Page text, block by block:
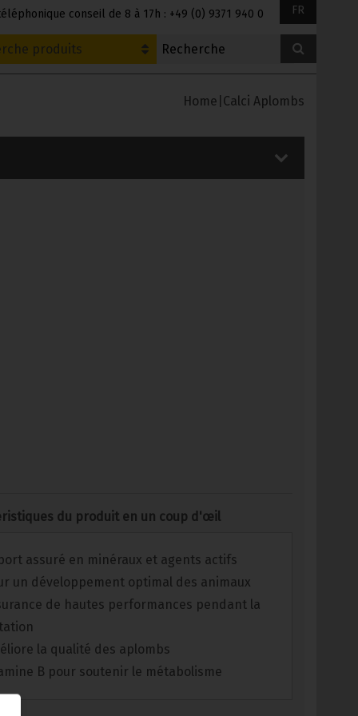
conseil de 8 à 17h : +49 (0) 9371 940 0 FR
produits
Home Calci Aplombs
du produit en un coup d'œil
assuré en minéraux et agents actifs
un développement optimal des animaux
de hautes performances pendant la
la qualité des aplombs
B pour soutenir le métabolisme